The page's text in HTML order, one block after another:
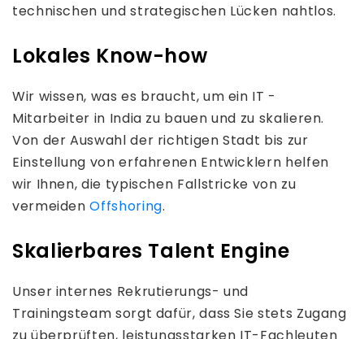
technischen und strategischen Lücken nahtlos.
Lokales Know-how
Wir wissen, was es braucht, um ein IT -
Mitarbeiter in India zu bauen und zu skalieren.
Von der Auswahl der richtigen Stadt bis zur
Einstellung von erfahrenen Entwicklern helfen
wir Ihnen, die typischen Fallstricke von zu
vermeidenOffshoring.
Skalierbares Talent Engine
Unser internes Rekrutierungs- und
Trainingsteam sorgt dafür, dass Sie stets Zugang